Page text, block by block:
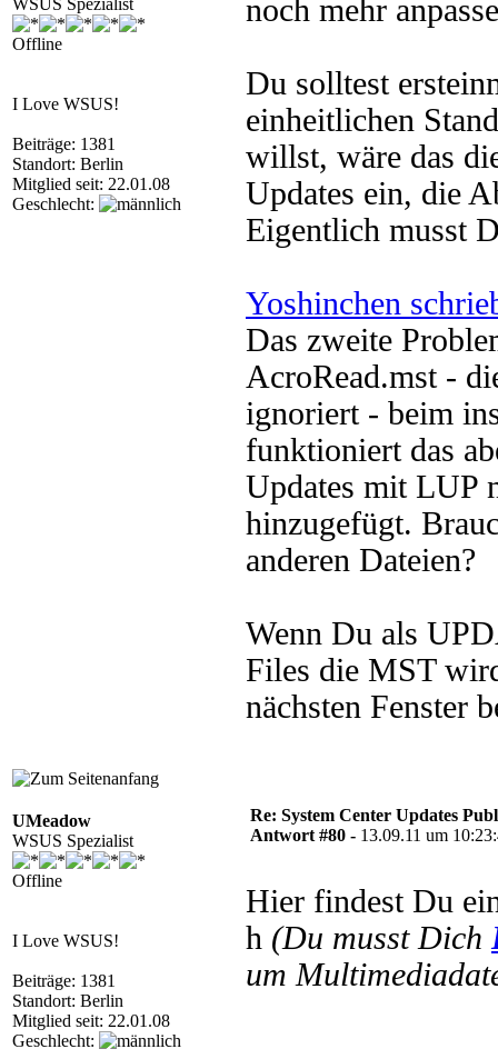
WSUS Spezialist
Offline
I Love WSUS!
Beiträge: 1381
Standort: Berlin
Mitglied seit: 22.01.08
Geschlecht:
noch mehr
Du solltest
einheitlichen
willst, wäre das
Updates ein, die
Eigentlich musst
Yoshinchen
Das zweite
AcroRead.mst -
ignoriert - beim
funktioniert das
Updates mit LUP
hinzugefügt.
anderen Dateien?
Wenn Du als
Files die MST
nächsten Fenster
UMeadow
WSUS Spezialist
Offline
I Love WSUS!
Beiträge: 1381
Standort: Berlin
Mitglied seit: 22.01.08
Geschlecht:
Re: System Center Updates
Antwort #80 - 13.09.11 um
Hier findest Du
h (Du musst Dich
um